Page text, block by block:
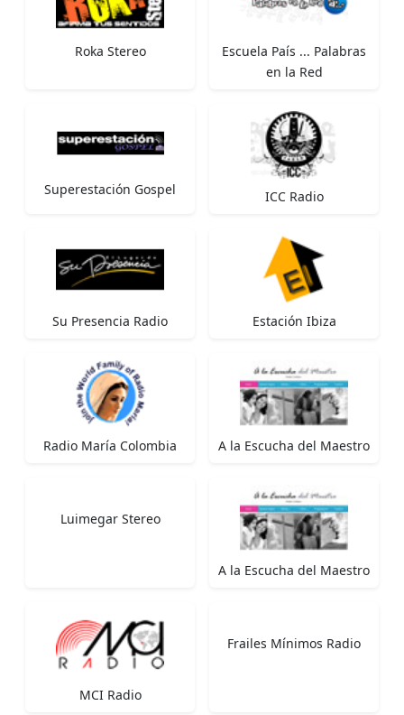
Roka Stereo
Escuela País ... Palabras
en la Red
Superestación Gospel ICC Radio
Su Presencia Radio Estación Ibiza
Radio María Colombia A la Escucha del Maestro
Luimegar Stereo
A la Escucha del Maestro
MCI Radio
Frailes Mínimos Radio